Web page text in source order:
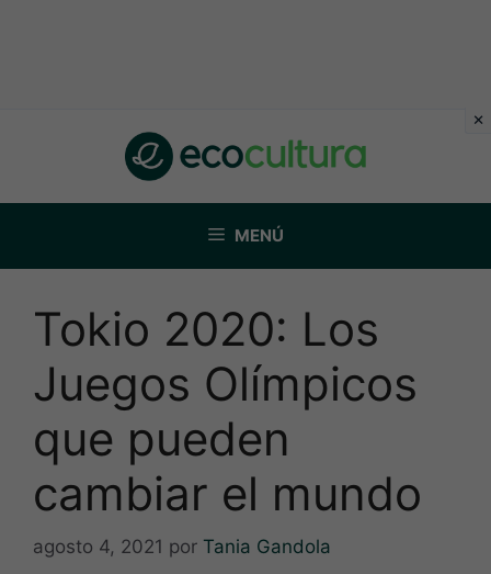
MENÚ
Tokio 2020: Los
Juegos Olímpicos
que pueden
cambiar el mundo
agosto 4, 2021 por Tania Gandola